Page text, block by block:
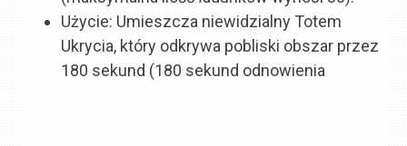
Użycie: Umieszcza niewidzialny Totem
Ukrycia, który odkrywa pobliski obszar przez
180 sekund (180 sekund odnowienia